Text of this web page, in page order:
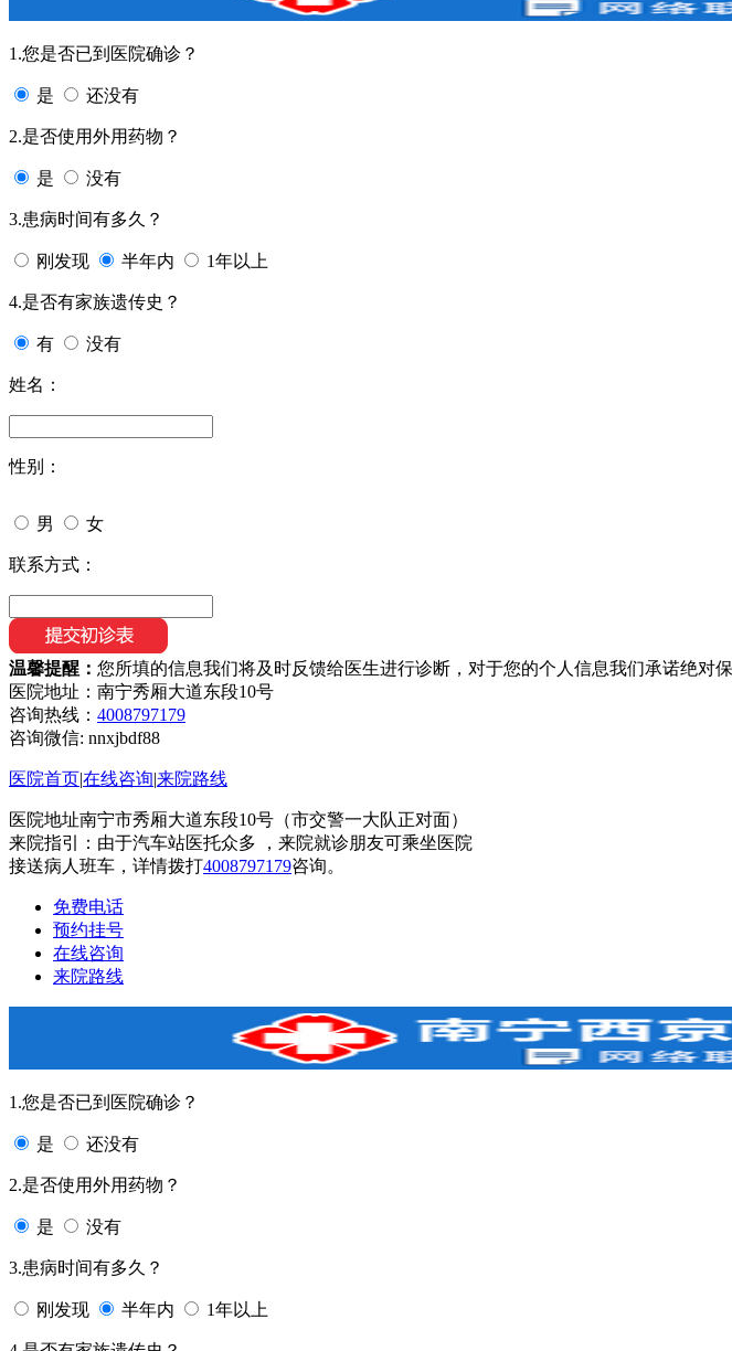
1.您是否已到医院确诊？
是 还没有
2.是否使用外用药物？
是 没有
3.患病时间有多久？
刚发现 半年内 1年以上
4.是否有家族遗传史？
有 没有
姓名：
性别：
男 女
联系方式：
温馨提醒： 您所填的信息我们将及时反馈给医生进行诊断，对于您的个人信息我们承诺绝对
医院地址：南宁秀厢大道东段10号
咨询热线： 4008797179
咨询微信: nnxjbdf88
医院首页|在线咨询|来院路线
医院地址南宁市秀厢大道东段10号（市交警一大队正对面）
来院指引：由于汽车站医托众多 ，来院就诊朋友可乘坐医院
接送病人班车，详情拨打4008797179咨询。
免费电话
预约挂号
在线咨询
来院路线
1.您是否已到医院确诊？
是 还没有
2.是否使用外用药物？
是 没有
3.患病时间有多久？
刚发现 半年内 1年以上